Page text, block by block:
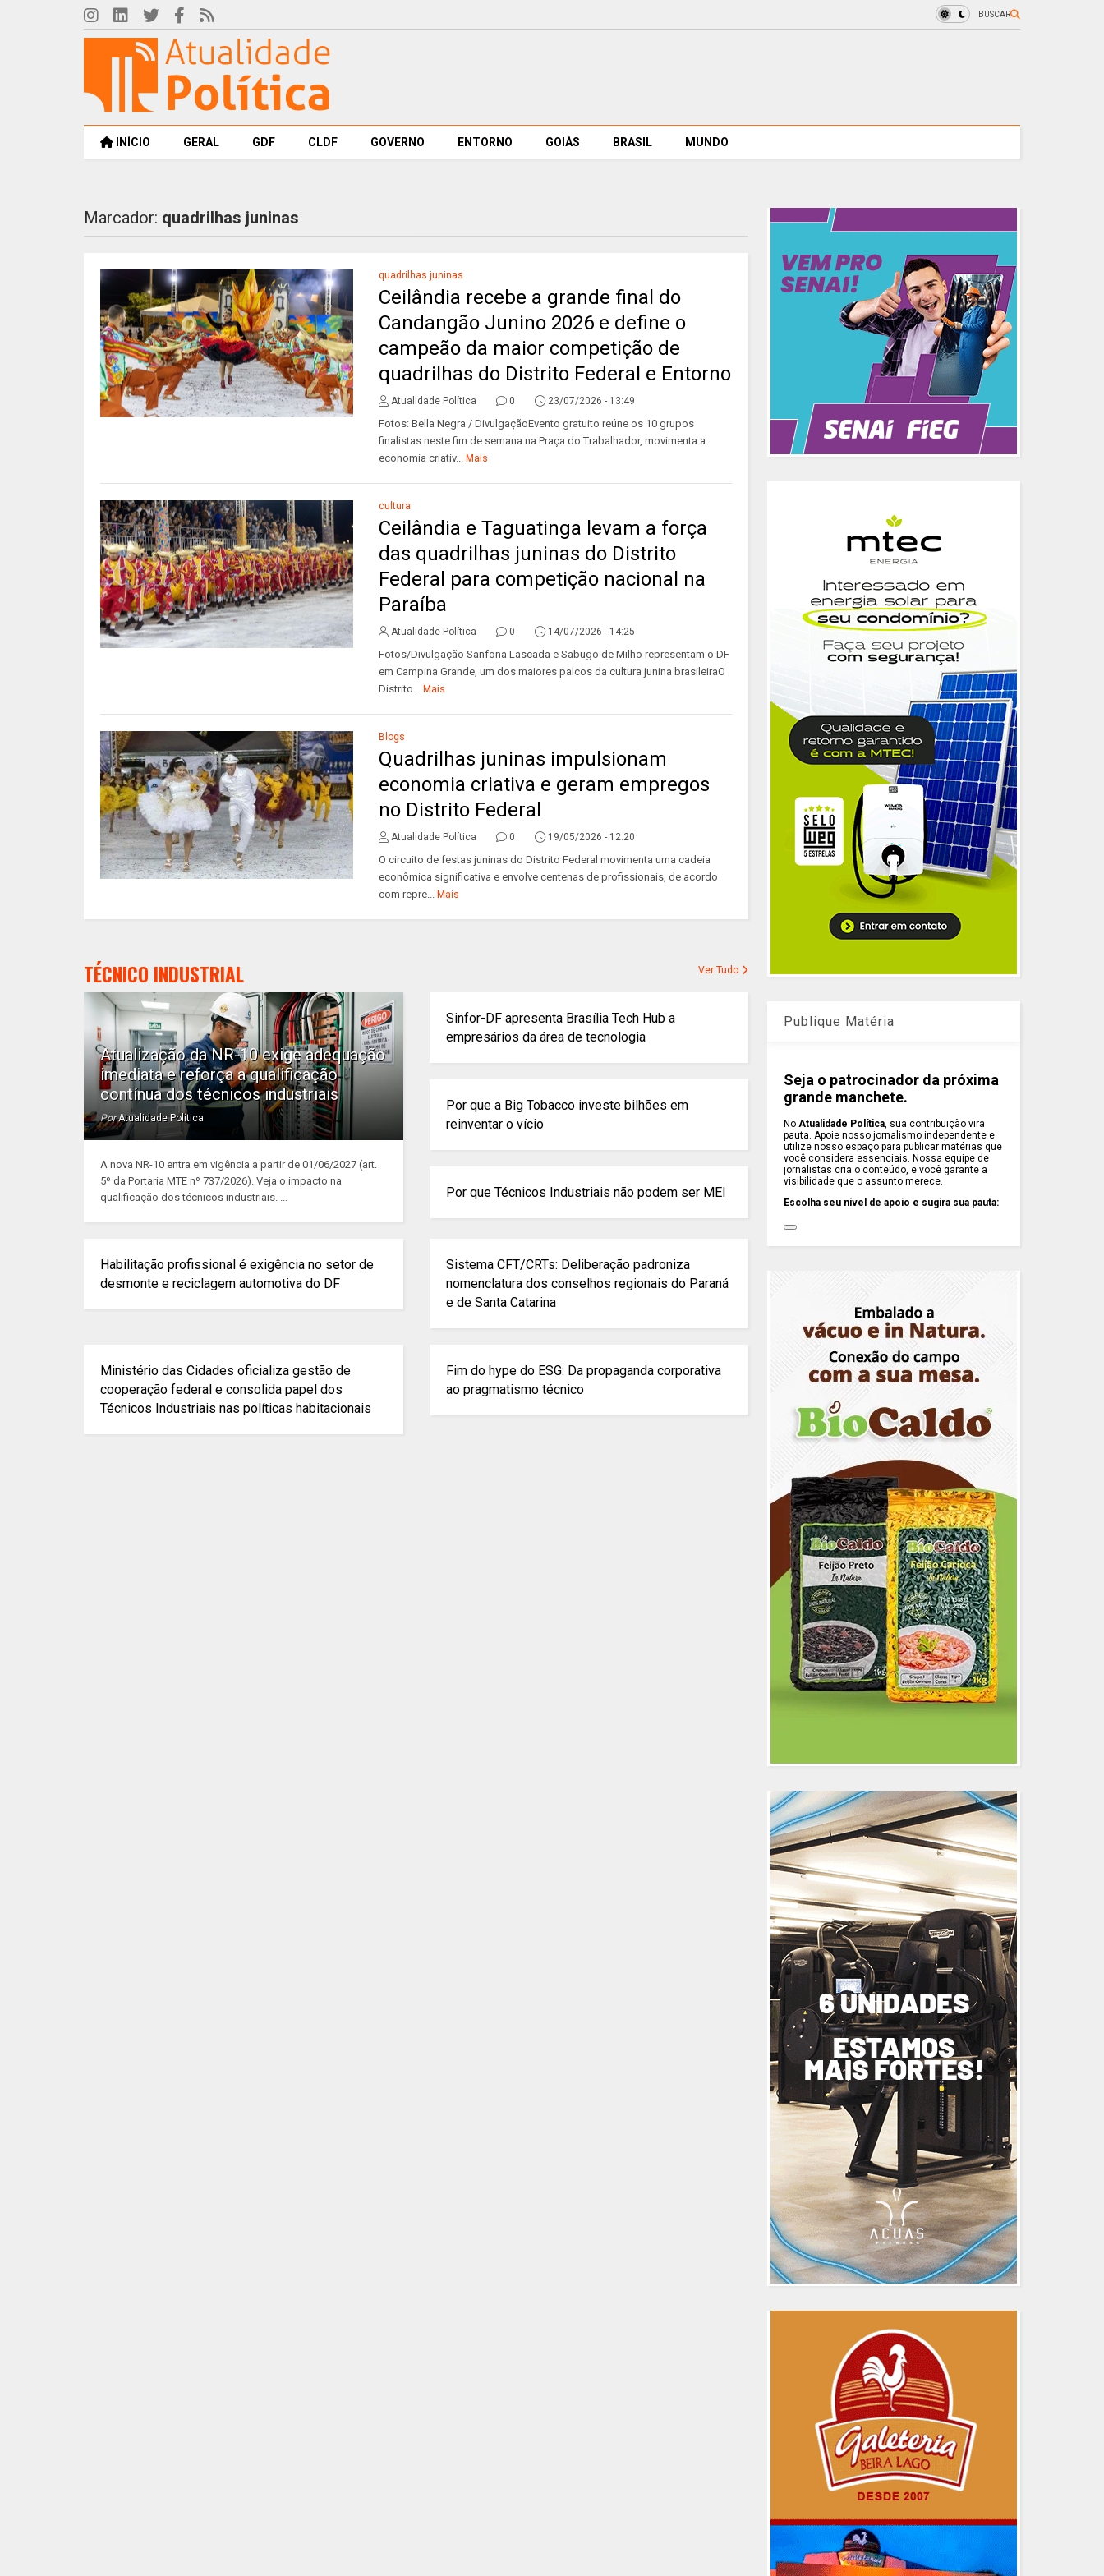
BUSCAR
INÍCIO GERAL GDF CLDF GOVERNO ENTORNO GOIÁS BRASIL MUNDO
Marcador: quadrilhas juninas
quadrilhas juninas
Ceilândia recebe a grande final do
Candangão Junino 2026 e define o
campeão da maior competição de
quadrilhas do Distrito Federal e Entorno
Atualidade Política 0 23/07/2026 - 13:49
Fotos: Bella Negra / DivulgaçãoEvento gratuito reúne os 10 grupos
finalistas neste fim de semana na Praça do Trabalhador, movimenta a
economia criativ... Mais
cultura
Ceilândia e Taguatinga levam a força
das quadrilhas juninas do Distrito
Federal para competição nacional na
Paraíba
Atualidade Política 0 14/07/2026 - 14:25
Fotos/Divulgação Sanfona Lascada e Sabugo de Milho representam o DF
em Campina Grande, um dos maiores palcos da cultura junina brasileiraO
Distrito... Mais
Blogs
Quadrilhas juninas impulsionam
economia criativa e geram empregos
no Distrito Federal
Atualidade Política 0 19/05/2026 - 12:20
O circuito de festas juninas do Distrito Federal movimenta uma cadeia
econômica significativa e envolve centenas de profissionais, de acordo
com repre... Mais
TÉCNICO INDUSTRIAL Ver Tudo
Atualização da NR-10 exige adequação
imediata e reforça a qualificação
contínua dos técnicos industriais
Por Atualidade Política
A nova NR-10 entra em vigência a partir de 01/06/2027 (art.
5º da Portaria MTE nº 737/2026). Veja o impacto na
qualificação dos técnicos industriais. ...
Sinfor-DF apresenta Brasília Tech Hub a
empresários da área de tecnologia
Por que a Big Tobacco investe bilhões em
reinventar o vício
Por que Técnicos Industriais não podem ser MEI
Habilitação profissional é exigência no setor de
desmonte e reciclagem automotiva do DF
Sistema CFT/CRTs: Deliberação padroniza
nomenclatura dos conselhos regionais do Paraná
e de Santa Catarina
Ministério das Cidades oficializa gestão de
cooperação federal e consolida papel dos
Técnicos Industriais nas políticas habitacionais
Fim do hype do ESG: Da propaganda corporativa
ao pragmatismo técnico
Publique Matéria
Seja o patrocinador da próxima
grande manchete.
NoAtualidade Política, sua contribuição vira
pauta. Apoie nosso jornalismo independente e
utilize nosso espaço para publicar matérias que
você considera essenciais. Nossa equipe de
jornalistas cria o conteúdo, e você garante a
visibilidade que o assunto merece.
Escolha seu nível de apoio e sugira sua pauta: